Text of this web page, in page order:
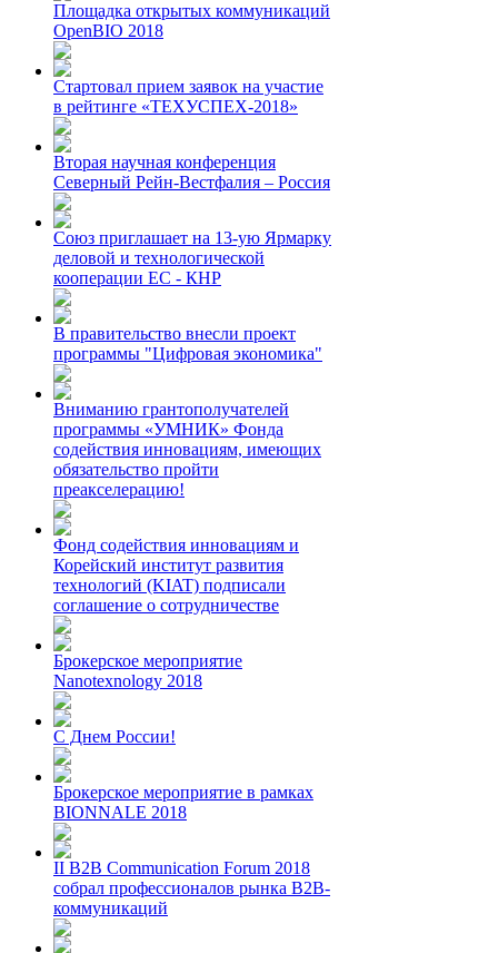
Площадка открытых коммуникаций
OpenBIO 2018
Стартовал прием заявок на участие
в рейтинге «ТЕХУСПЕХ-2018»
Вторая научная конференция
Северный Рейн-Вестфалия – Россия
Союз приглашает на 13-ую Ярмарку
деловой и технологической
кооперации ЕС - КНР
В правительство внесли проект
программы "Цифровая экономика"
Вниманию грантополучателей
программы «УМНИК» Фонда
содействия инновациям, имеющих
обязательство пройти
преакселерацию!
Фонд содействия инновациям и
Корейский институт развития
технологий (KIAT) подписали
соглашение о сотрудничестве
Брокерское мероприятие
Nanotexnology 2018
С Днем России!
Брокерское мероприятие в рамках
BIONNALE 2018
II B2B Communication Forum 2018
собрал профессионалов рынка B2B-
коммуникаций